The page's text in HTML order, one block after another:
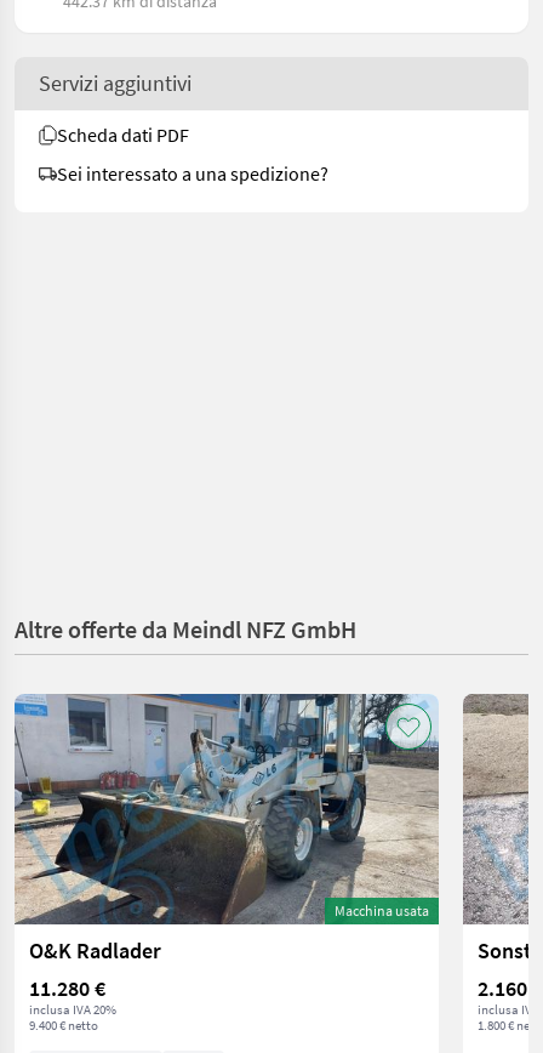
Servizi aggiuntivi
Scheda dati PDF
Sei interessato a una spedizione?
Altre offerte da Meindl NFZ GmbH
Macchina usata
O&K Radlader
11.280 €
inclusa IVA 20%
9.400 € netto
2.160 €
inclusa IVA
1.800 €